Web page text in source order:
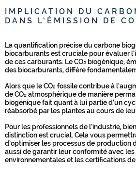
IMPLICATION DU
DANS L’ÉMISSION DE
La quantification précise du carbone
biocarburants est cruciale pour évaluer
de ces carburants. Le CO₂ biogénique,
des biocarburants, diffère
Alors que le CO₂ fossile contribue à
de CO₂ atmosphérique de manière
biogénique fait quant à lui partie d’un
réabsorbé par les plantes au cours de
Pour les professionnels de l’industrie,
distinction est crucial. Cela vous
d’optimiser les processus de production
aussi de garantir leur conformité avec
environnementales et les certifications